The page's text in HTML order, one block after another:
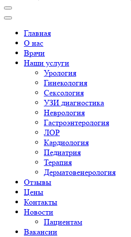
Главная
О нас
Врачи
Наши услуги
Урология
Гинекология
Сексология
УЗИ диагностика
Неврология
Гастроэнтерология
ЛОР
Кардиология
Педиатрия
Терапия
Дерматовенерология
Отзывы
Цены
Контакты
Новости
Пациентам
Вакансии